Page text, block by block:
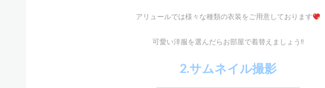
アリュールでは様々な種類の衣装をご用意しております
可愛い洋服を選んだらお部屋で着替えましょう!!
2.サムネイル撮影